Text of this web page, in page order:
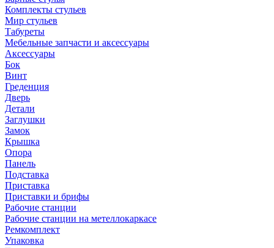
Комплекты стульев
Мир стульев
Табуреты
Мебельные запчасти и аксессуары
Аксессуары
Бок
Винт
Греденция
Дверь
Детали
Заглушки
Замок
Крышка
Опора
Панель
Подставка
Приставка
Приставки и брифы
Рабочие станции
Рабочие станции на метеллокаркасе
Ремкомплект
Упаковка